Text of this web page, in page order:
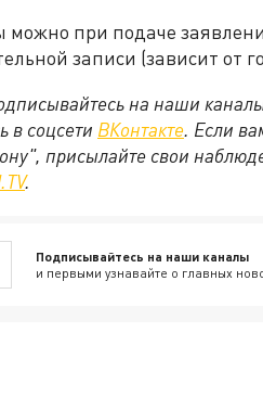
можно при подаче
записи (зависит от
на наши
в соцсети ВКонтакте. Если
присылайте свои
.
Подписывайтесь на наши каналы
и первыми узнавайте о главных